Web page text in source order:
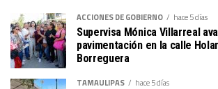
ACCIONES DE GOBIERNO hace 5 días
Supervisa Mónica Villarreal
pavimentación en la calle
Borreguera
TAMAULIPAS hace 5 días